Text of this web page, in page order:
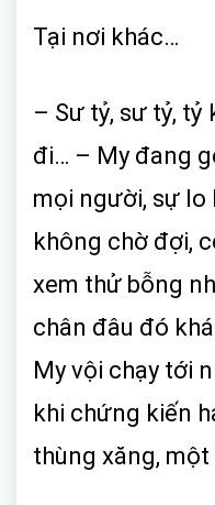
Tại nơi khác…
– Sư tỷ, sư tỷ, tỷ
đi… – My đang
mọi người, sự
không chờ đợi,
xem thử bỗng
chân đâu đó
My vội chạy tới
khi chứng kiến
thùng xăng,